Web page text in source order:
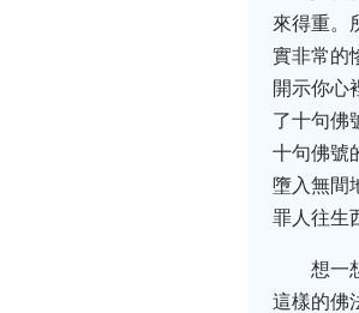
來得重。
實非常的
開示你心
了十句佛
十句佛號
墮入無間
罪人往生
想一
這樣的佛